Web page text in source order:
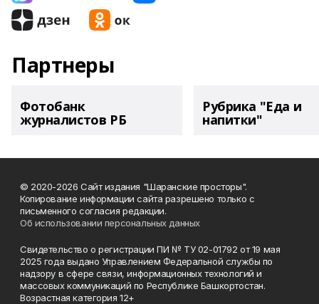
Партнеры
Фотобанк
журналистов РБ
Рубрика "Еда и
напитки"
© 2020-2026 Сайт издания "Шаранские просторы".
Копирование информации сайта разрешено только с
письменного согласия редакции.
Об использовании персональных данных
Свидетельство о регистрации ПИ № ТУ 02-01792 от 19 мая
2025 года выдано Управлением Федеральной службы по
надзору в сфере связи, информационных технологий и
массовых коммуникаций по Республике Башкортостан.
Возрастная категория 12+